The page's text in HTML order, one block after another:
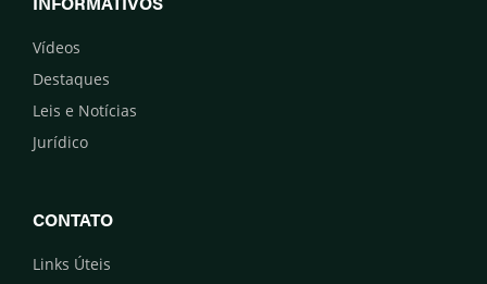
Vídeos
Destaques
Leis e Notícias
Jurídico
CONTATO
Links Úteis